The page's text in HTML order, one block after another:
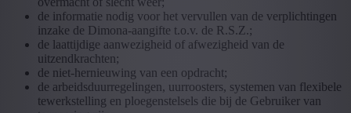
de informatie nodig voor het vervullen van de verplichtingen
inzake de Dimona-aangifte t.o.v. de R.S.Z.;
de laattijdige aanwezigheid of afwezigheid van de
uitzendkrachten;
de niet-hernieuwing van een opdracht;
de arbeidsduurregelingen, uurroosters, systemen van flexibele
tewerkstelling en ploegenstelsels die bij de Gebruiker van